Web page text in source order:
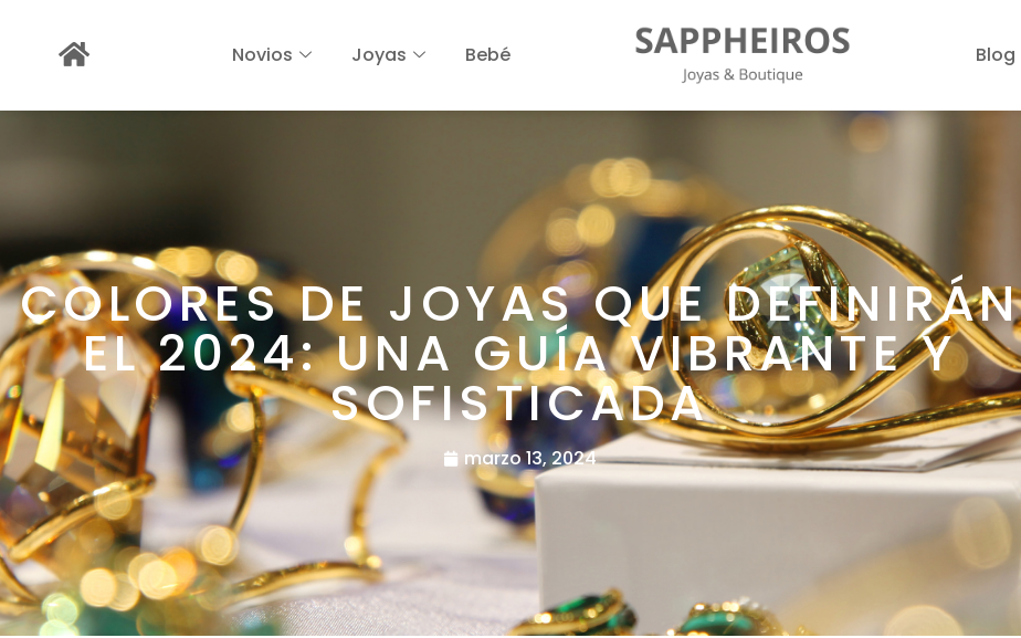
Novios Joyas Bebé Blog
COLORES DE JOYAS QUE DEFINIRÁN
EL 2024: UNA GUÍA VIBRANTE Y
SOFISTICADA
marzo 13, 2024